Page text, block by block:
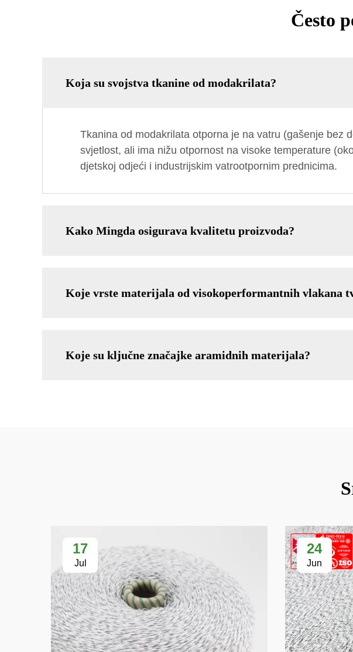
Često
Koja su svojstva tkanine od modakrilata?
Tkanina od modakrilata otporna je na vatru (gašenje bez
svjetlost, ali ima nižu otpornost na visoke temperature
djetskoj odjeći i industrijskim vatrootpornim prednicima.
Kako Mingda osigurava kvalitetu proizvoda?
Koje vrste materijala od visokoperformantnih vlakana
Koje su ključne značajke aramidnih materijala?
17
Jul
24
Jun